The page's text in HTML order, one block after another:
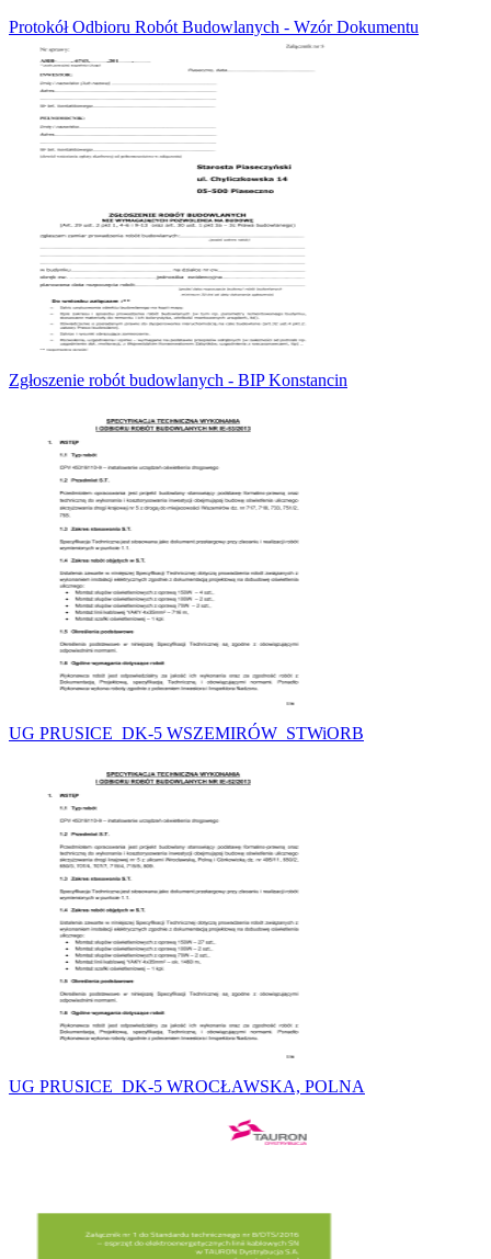
Protokół Odbioru Robót Budowlanych - Wzór Dokumentu
Zgłoszenie robót budowlanych - BIP Konstancin
UG PRUSICE_DK-5 WSZEMIRÓW_STWiORB
UG PRUSICE_DK-5 WROCŁAWSKA, POLNA